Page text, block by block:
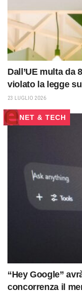
Dall’UE multa da
violato la legge
23 LUGLIO 2026
NET & TECH
“Hey Google”
concorrenza il